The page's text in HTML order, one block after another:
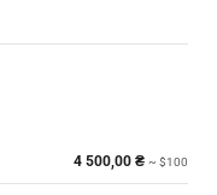
4 500,00 ₴ ~ $100